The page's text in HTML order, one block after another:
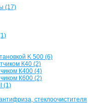
(17)
K 500 (6)
К40 (2)
К400 (4)
К600 (2)
(1)
стеклоочистителя